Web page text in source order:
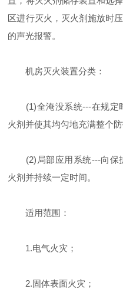
区进行灭火，灭火剂施放时
的声光报警。
机房灭火装置分类：
(1)全淹没系统---在规定
火剂并使其均匀地充满整个防
(2)局部应用系统---向保
火剂并持续一定时间。
适用范围：
1.电气火灾；
2.固体表面火灾；